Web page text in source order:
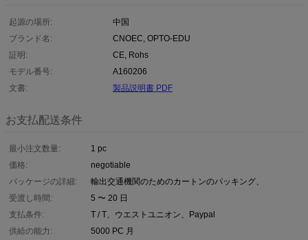
起源の場所:
中国
ブランド名:
CNOEC, OPTO-EDU
証明:
CE, Rohs
モデル番号:
A160206
文書:
製品説明書 PDF
お支払配送条件
最小注文数量:
1 pc
価格:
negotiable
パッケージの詳細:
輸出交通機関のためのカートンのパッキング、
受渡し時間:
5 〜 20 日
支払条件:
T / T、ウエストユニオン、Paypal
供給の能力:
5000 PC 月